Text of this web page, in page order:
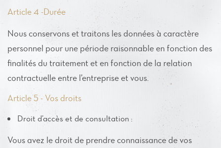
Article 4 -Durée
Nous conservons et traitons les données à caractère
personnel pour une période raisonnable en fonction des
finalités du traitement et en fonction de la relation
contractuelle entre l’entreprise et vous.
Article 5 - Vos droits
Droit d’accès et de consultation :
Vous avez le droit de prendre connaissance de vos